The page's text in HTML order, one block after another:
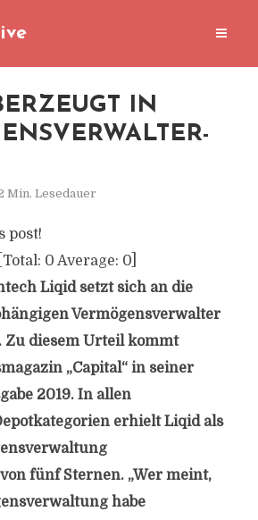
IN
Min. Lesedauer
post!
[Total: 0 Average: 0]
Liqid setzt sich an die
Vermögensverwalter
Zu diesem Urteil kommt
„Capital“ in seiner
2019. In allen
erhielt Liqid als
fünf Sternen. „Wer meint,
habe